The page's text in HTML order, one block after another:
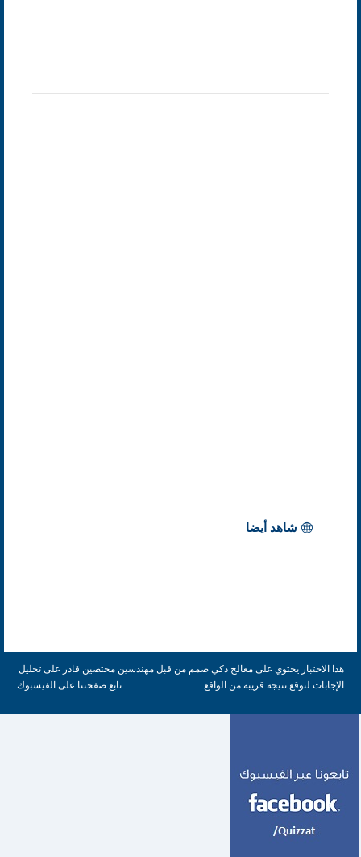
شاهد أيضا
هذا الاختبار يحتوي على معالج ذكي صمم من قبل مهندسين مختصين قادر على تحليل
الإجابات لتوقع نتيجة قريبة من الواقع
تابع صفحتنا على الفيسبوك